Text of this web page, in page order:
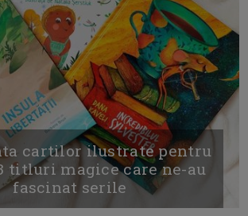
cartilor ilustrate pentru
titluri magice care ne-au
fascinat serile